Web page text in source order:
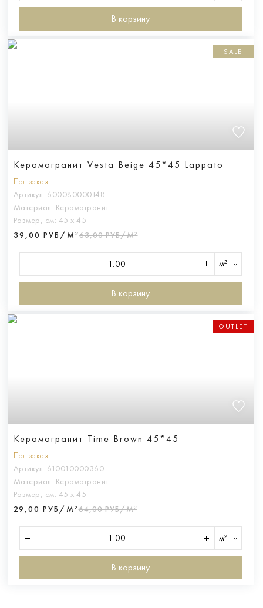
В корзину
SALE
Керамогранит Vesta Beige 45*45 Lappato
Под заказ
Артикул: 600080000148
Материал: Керамогранит
Размер, см: 45 х 45
39,00 РУБ/М²63,00 РУБ/М²
м²
В корзину
OUTLET
Керамогранит Time Brown 45*45
Под заказ
Артикул: 610010000360
Материал: Керамогранит
Размер, см: 45 х 45
29,00 РУБ/М²64,00 РУБ/М²
м²
В корзину